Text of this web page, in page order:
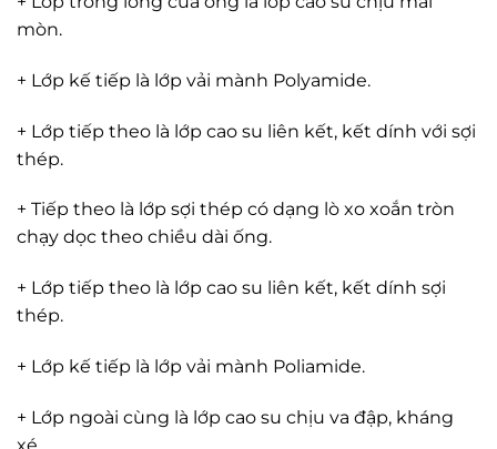
mòn.
+ Lớp kế tiếp là lớp vải mành Polyamide.
+ Lớp tiếp theo là lớp cao su liên kết, kết dính với sợi
thép.
+ Tiếp theo là lớp sợi thép có dạng lò xo xoắn tròn
chạy dọc theo chiều dài ống.
+ Lớp tiếp theo là lớp cao su liên kết, kết dính sợi
thép.
+ Lớp kế tiếp là lớp vải mành Poliamide.
+ Lớp ngoài cùng là lớp cao su chịu va đập, kháng